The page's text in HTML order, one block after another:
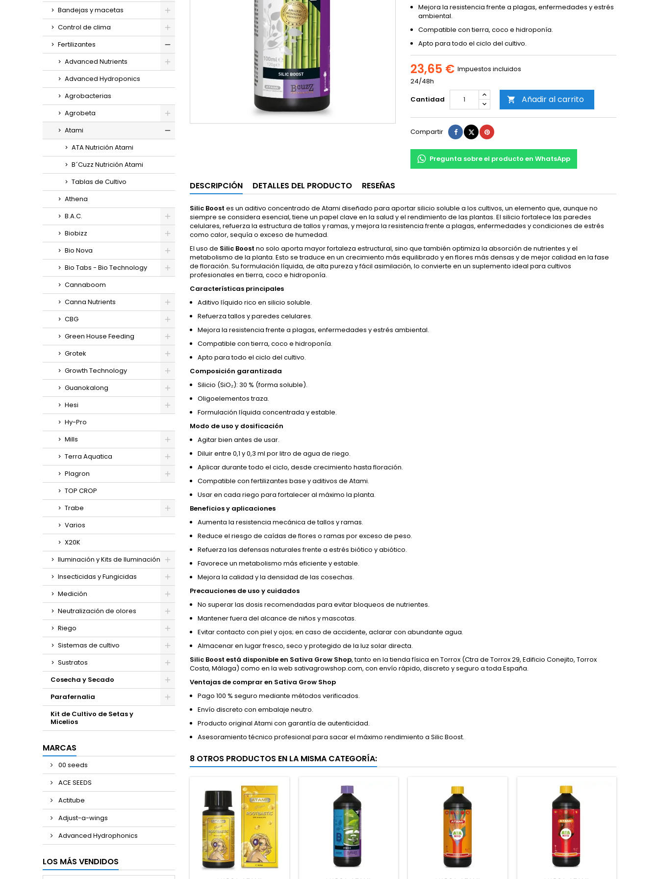
Bandejas y macetas
Control de clima
Fertilizantes
Advanced Nutrients
Advanced Hydroponics
Agrobacterias
Agrobeta
Atami
ATA Nutrición Atami
B´Cuzz Nutrición Atami
Tablas de Cultivo
Athena
B.A.C.
Biobizz
Bio Nova
Bio Tabs - Bio Technology
Cannaboom
Canna Nutrients
CBG
Green House Feeding
Grotek
Growth Technology
Guanokalong
Hesi
Hy-Pro
Mills
Terra Aquatica
Plagron
TOP CROP
Trabe
Varios
X20K
Iluminación y Kits de Iluminación
Insecticidas y Fungicidas
Medición
Neutralización de olores
Riego
Sistemas de cultivo
Sustratos
Cosecha y Secado
Parafernalia
Kit de Cultivo de Setas y
Micelios
MARCAS
00 seeds
ACE SEEDS
Actitube
Adjust-a-wings
Advanced Hydrophonics
LOS MÁS VENDIDOS
Mejora la resistencia frente a plagas, enfermedades y estrés
ambiental.
Compatible con tierra, coco e hidroponía.
Apto para todo el ciclo del cultivo.
23,65 € Impuestos incluidos
24/48h
Cantidad
 Añadir al carrito
Compartir Compartir
TuitearPinterest
Pregunta sobre el producto en WhatsApp
DESCRIPCIÓN DETALLES DEL PRODUCTO RESEÑAS
Silic Boost es un aditivo concentrado de Atami diseñado para aportar silicio soluble a los cultivos, un elemento que, aunque no
siempre se considera esencial, tiene un papel clave en la salud y el rendimiento de las plantas. El silicio fortalece las paredes
celulares, refuerza la estructura de tallos y ramas, y mejora la resistencia frente a plagas, enfermedades y condiciones de estrés
como calor, sequía o exceso de humedad.
El uso de Silic Boost no solo aporta mayor fortaleza estructural, sino que también optimiza la absorción de nutrientes y el
metabolismo de la planta. Esto se traduce en un crecimiento más equilibrado y en flores más densas y de mejor calidad en la fase
de floración. Su formulación líquida, de alta pureza y fácil asimilación, lo convierte en un suplemento ideal para cultivos
profesionales en tierra, coco e hidroponía.
Características principales
Aditivo líquido rico en silicio soluble.
Refuerza tallos y paredes celulares.
Mejora la resistencia frente a plagas, enfermedades y estrés ambiental.
Compatible con tierra, coco e hidroponía.
Apto para todo el ciclo del cultivo.
Composición garantizada
Silicio (SiO₂): 30 % (forma soluble).
Oligoelementos traza.
Formulación líquida concentrada y estable.
Modo de uso y dosificación
Agitar bien antes de usar.
Diluir entre 0,1 y 0,3 ml por litro de agua de riego.
Aplicar durante todo el ciclo, desde crecimiento hasta floración.
Compatible con fertilizantes base y aditivos de Atami.
Usar en cada riego para fortalecer al máximo la planta.
Beneficios y aplicaciones
Aumenta la resistencia mecánica de tallos y ramas.
Reduce el riesgo de caídas de flores o ramas por exceso de peso.
Refuerza las defensas naturales frente a estrés biótico y abiótico.
Favorece un metabolismo más eficiente y estable.
Mejora la calidad y la densidad de las cosechas.
Precauciones de uso y cuidados
No superar las dosis recomendadas para evitar bloqueos de nutrientes.
Mantener fuera del alcance de niños y mascotas.
Evitar contacto con piel y ojos; en caso de accidente, aclarar con abundante agua.
Almacenar en lugar fresco, seco y protegido de la luz solar directa.
Silic Boost está disponible en Sativa Grow Shop, tanto en la tienda física en Torrox (Ctra de Torrox 29, Edificio Conejito, Torrox
Costa, Málaga) como en la web sativagrowshop.com, con envío rápido, discreto y seguro a toda España.
Ventajas de comprar en Sativa Grow Shop
Pago 100 % seguro mediante métodos verificados.
Envío discreto con embalaje neutro.
Producto original Atami con garantía de autenticidad.
Asesoramiento técnico profesional para sacar el máximo rendimiento a Silic Boost.
8 OTROS PRODUCTOS EN LA MISMA CATEGORÍA: